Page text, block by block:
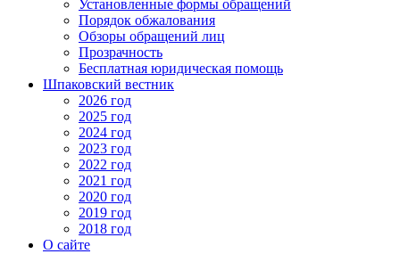
Установленные формы обращений
Порядок обжалования
Обзоры обращений лиц
Прозрачность
Бесплатная юридическая помощь
Шпаковский вестник
2026 год
2025 год
2024 год
2023 год
2022 год
2021 год
2020 год
2019 год
2018 год
О сайте